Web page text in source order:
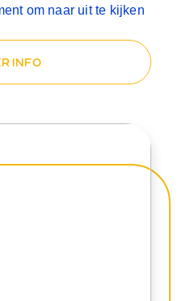
om naar uit te kijken
INFO